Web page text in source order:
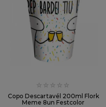
☆ ☆ ☆ ☆ ☆
Copo Descartavél 200ml Flork
Meme 8un Festcolor